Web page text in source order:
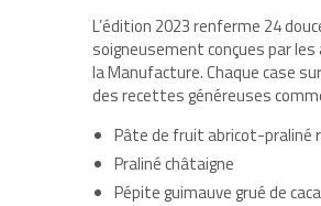
L’édition 2023 renferme 24
soigneusement conçues par
la Manufacture. Chaque case
des recettes généreuses
Pâte de fruit abricot-praliné
Praliné châtaigne
Pépite guimauve grué de